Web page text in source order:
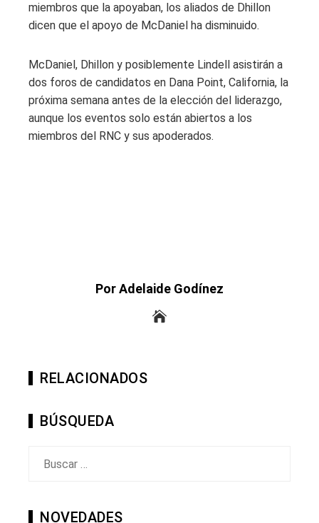
miembros que la apoyaban, los aliados de Dhillon
dicen que el apoyo de McDaniel ha disminuido.
McDaniel, Dhillon y posiblemente Lindell asistirán a
dos foros de candidatos en Dana Point, California, la
próxima semana antes de la elección del liderazgo,
aunque los eventos solo están abiertos a los
miembros del RNC y sus apoderados.
Por Adelaide Godínez
RELACIONADOS
BÚSQUEDA
NOVEDADES